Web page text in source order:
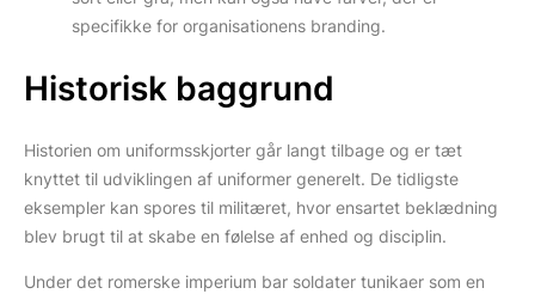
specifikke for organisationens branding.
Historisk baggrund
Historien om uniformsskjorter går langt tilbage og er tæt
knyttet til udviklingen af uniformer generelt. De tidligste
eksempler kan spores til militæret, hvor ensartet beklædning
blev brugt til at skabe en følelse af enhed og disciplin.
Under det romerske imperium bar soldater tunikaer som en